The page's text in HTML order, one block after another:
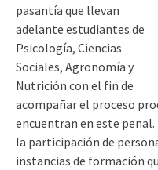
pasantía que llevan
adelante estudiantes de
Psicología, Ciencias
Sociales, Agronomía y
Nutrición con el fin de
acompañar el proceso
encuentran en este
la participación de
instancias de formación